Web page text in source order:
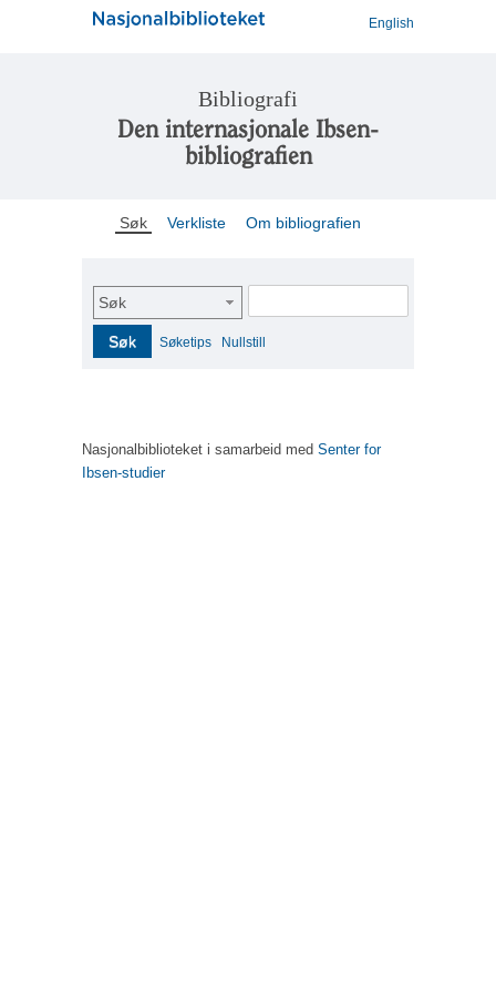
English
Bibliografi
Den internasjonale Ibsen-
bibliografien
Søk Verkliste Om bibliografien
Søk
Søk Søketips Nullstill
Nasjonalbiblioteket i samarbeid med Senter for
Ibsen-studier